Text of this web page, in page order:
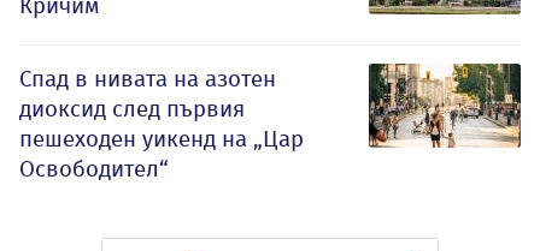
Спад в нивата на азотен
диоксид след първия
пешеходен уикенд на „Цар
Освободител“